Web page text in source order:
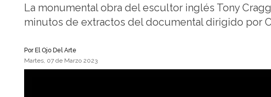
La monumental obra del escultor inglés Tony
minutos de extractos del documental dirigido por
PorEl Ojo Del Arte
Martes, 07 de Marzo 2023